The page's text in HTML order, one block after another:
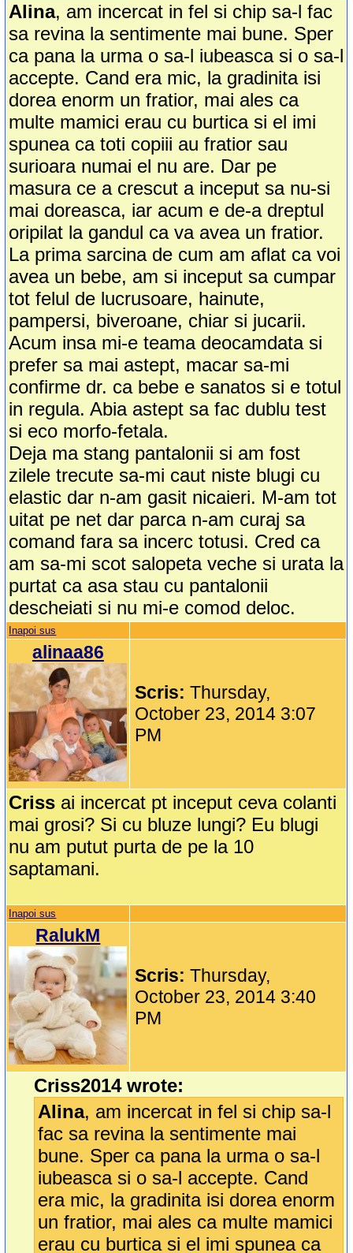
Alina, am incercat in fel si chip sa-l fac
sa revina la sentimente mai bune. Sper
ca pana la urma o sa-l iubeasca si o sa-l
accepte. Cand era mic, la gradinita isi
dorea enorm un fratior, mai ales ca
multe mamici erau cu burtica si el imi
spunea ca toti copiii au fratior sau
surioara numai el nu are. Dar pe
masura ce a crescut a inceput sa nu-si
mai doreasca, iar acum e de-a dreptul
oripilat la gandul ca va avea un fratior.
La prima sarcina de cum am aflat ca voi
avea un bebe, am si inceput sa cumpar
tot felul de lucrusoare, hainute,
pampersi, biveroane, chiar si jucarii.
Acum insa mi-e teama deocamdata si
prefer sa mai astept, macar sa-mi
confirme dr. ca bebe e sanatos si e totul
in regula. Abia astept sa fac dublu test
si eco morfo-fetala.
Deja ma stang pantalonii si am fost
zilele trecute sa-mi caut niste blugi cu
elastic dar n-am gasit nicaieri. M-am tot
uitat pe net dar parca n-am curaj sa
comand fara sa incerc totusi. Cred ca
am sa-mi scot salopeta veche si urata la
purtat ca asa stau cu pantalonii
descheiati si nu mi-e comod deloc.
Inapoi sus
alinaa86
Scris:Thursday,
October 23, 2014 3:07
PM
Criss ai incercat pt inceput ceva colanti
mai grosi? Si cu bluze lungi? Eu blugi
nu am putut purta de pe la 10
saptamani.
Inapoi sus
RalukM
Scris:Thursday,
October 23, 2014 3:40
PM
Criss2014 wrote:
Alina, am incercat in fel si chip sa-l
fac sa revina la sentimente mai
bune. Sper ca pana la urma o sa-l
iubeasca si o sa-l accepte. Cand
era mic, la gradinita isi dorea enorm
un fratior, mai ales ca multe mamici
erau cu burtica si el imi spunea ca